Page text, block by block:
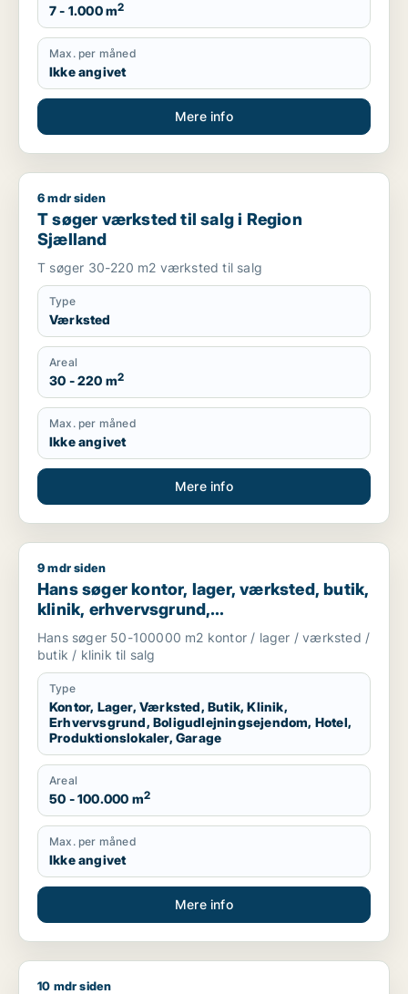
7 - 1.000 m2
Max. per måned
Ikke angivet
Mere info
T søger værksted til salg i Region Sjælland
6 mdr siden
T søger værksted til salg i Region
Sjælland
T søger 30-220 m2 værksted til salg
Type
Værksted
Areal
30 - 220 m2
Max. per måned
Ikke angivet
Mere info
Hans søger kontor, lager, værksted, butik, klinik,
9 mdr siden
Hans søger kontor, lager, værksted, butik,
klinik, erhvervsgrund,
boligudlejningsejendom, hotel,
produktionslokaler eller garage til salg i
Region Sjælland
Hans søger 50-100000 m2 kontor / lager / værksted /
butik / klinik til salg
Type
Kontor, Lager, Værksted, Butik, Klinik,
Erhvervsgrund, Boligudlejningsejendom, Hotel,
Produktionslokaler, Garage
Areal
50 - 100.000 m2
Max. per måned
Ikke angivet
Mere info
Heino søger lager, værksted eller produktionslokaler til salg
10 mdr siden